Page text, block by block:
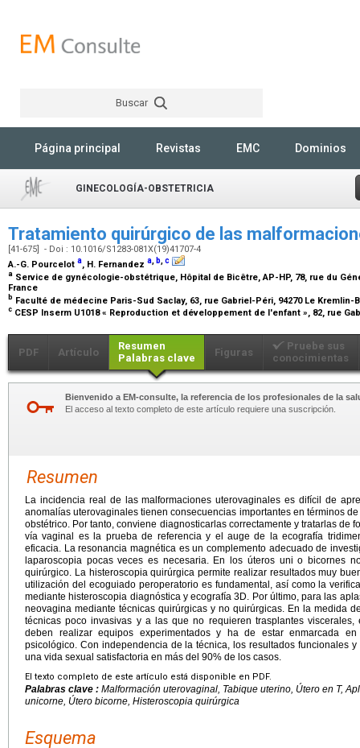
Buscar
Página principal Revistas EMC Dominios
GINECOLOGÍA-OBSTETRICIA
Tratamiento quirúrgico de las
[41-675] - Doi : 10.1016/S1283-081X(19)41707-4
A.-G. Pourcelot a, H. Fernandez a, b,c
a Service de gynécologie-obstétrique, Hôpital de Bicêtre, AP-HP, 78, rue du
France
b Faculté de médecine Paris-Sud Saclay, 63, rue Gabriel-Péri, 94270 Le Kremlin-
c CESP Inserm U1018 « Reproduction et développement de l'enfant », 82, rue
PDF Artículo
Resumen
Palabras clave
Figuras
Pruebe sus
conocimientas
Bienvenido a EM-consulte, la referencia de los profesionales de la
El acceso al texto completo de este artículo requiere una suscripción.
Resumen
La incidencia real de las malformaciones uterovaginales es difícil de
anomalías uterovaginales tienen consecuencias importantes en términos
obstétrico. Por tanto, conviene diagnosticarlas correctamente y tratarlas de
vía vaginal es la prueba de referencia y el auge de la ecografía
eficacia. La resonancia magnética es un complemento adecuado de
laparoscopia pocas veces es necesaria. En los úteros uni o bicornes
quirúrgico. La histeroscopia quirúrgica permite realizar resultados muy
utilización del ecoguiado peroperatorio es fundamental, así como la
mediante histeroscopia diagnóstica y ecografía 3D. Por último, para las
neovagina mediante técnicas quirúrgicas y no quirúrgicas. En la medida
técnicas poco invasivas y a las que no requieren trasplantes
deben realizar equipos experimentados y ha de estar enmarcada
psicológico. Con independencia de la técnica, los resultados funcionales
una vida sexual satisfactoria en más del 90% de los casos.
El texto completo de este artículo está disponible en PDF.
Palabras clave : Malformación uterovaginal, Tabique uterino, Útero en T,
unicorne, Útero bicorne, Histeroscopia quirúrgica
Esquema